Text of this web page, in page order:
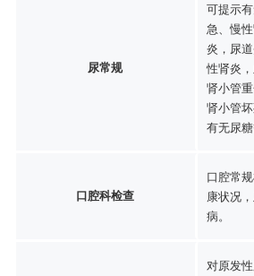
尿常规
可提示
急、慢
炎，尿
性肾炎
肾小管
肾小管
有无尿糖
口腔科检查
口腔常
康状况
病。
对原发